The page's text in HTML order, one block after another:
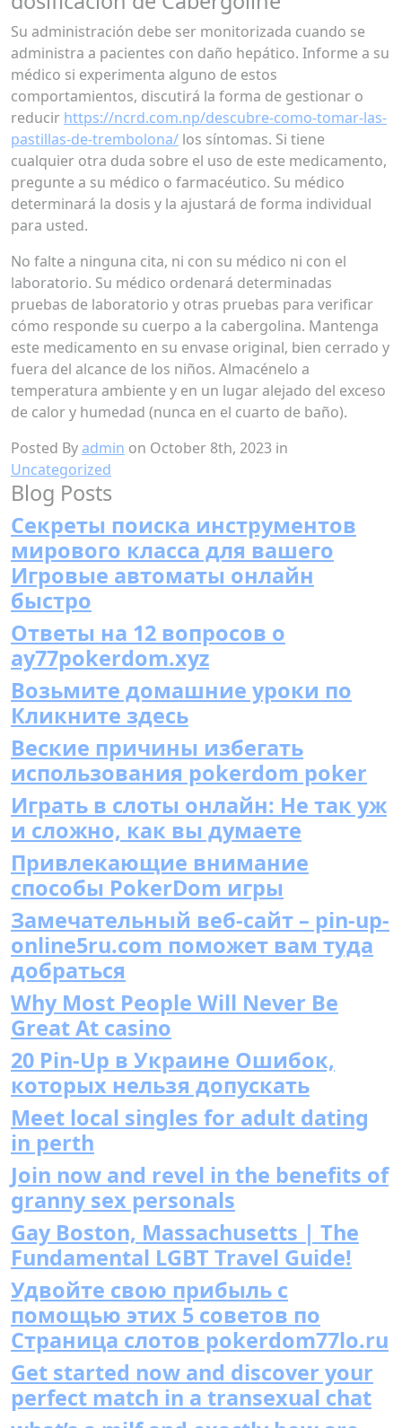
Su administración debe ser monitorizada cuando se
administra a pacientes con daño hepático. Informe a su
médico si experimenta alguno de estos
comportamientos, discutirá la forma de gestionar o
reducir https://ncrd.com.np/descubre-como-tomar-las-
pastillas-de-trembolona/ los síntomas. Si tiene
cualquier otra duda sobre el uso de este medicamento,
pregunte a su médico o farmacéutico. Su médico
determinará la dosis y la ajustará de forma individual
para usted.
No falte a ninguna cita, ni con su médico ni con el
laboratorio. Su médico ordenará determinadas
pruebas de laboratorio y otras pruebas para verificar
cómo responde su cuerpo a la cabergolina. Mantenga
este medicamento en su envase original, bien cerrado y
fuera del alcance de los niños. Almacénelo a
temperatura ambiente y en un lugar alejado del exceso
de calor y humedad (nunca en el cuarto de baño).
Posted Byadmin on October 8th, 2023 in
Uncategorized
Blog Posts
Секреты поиска инструментов
мирового класса для вашего
Игровые автоматы онлайн
быстро
Ответы на 12 вопросов о
ay77pokerdom.xyz
Возьмите домашние уроки по
Кликните здесь
Веские причины избегать
использования pokerdom poker
Играть в слоты онлайн: Не так уж
и сложно, как вы думаете
Привлекающие внимание
способы PokerDom игры
Замечательный веб-сайт – pin-up-
online5ru.com поможет вам туда
добраться
Why Most People Will Never Be
Great At casino
20 Pin-Up в Украине Ошибок,
которых нельзя допускать
Meet local singles for adult dating
in perth
Join now and revel in the benefits of
granny sex personals
Gay Boston, Massachusetts | The
Fundamental LGBT Travel Guide!
Удвойте свою прибыль с
помощью этих 5 советов по
Страница слотов pokerdom77lo.ru
Get started now and discover your
perfect match in a transexual chat